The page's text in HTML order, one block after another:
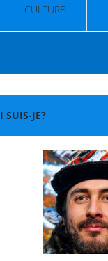
CULTURE
SUIS-JE?